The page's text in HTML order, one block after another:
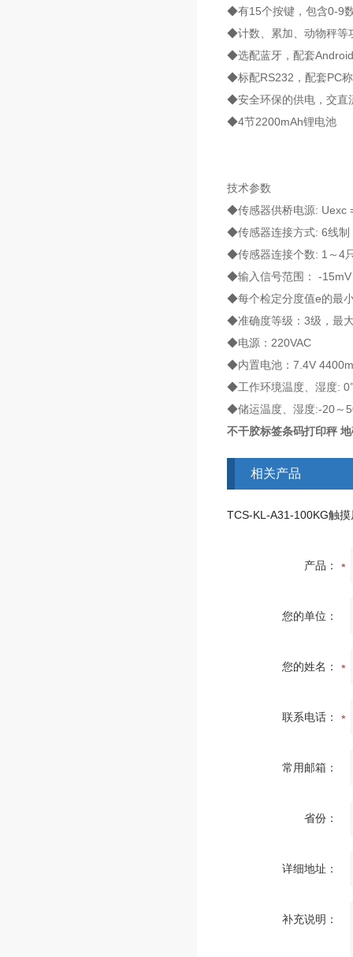
◆有15个按键，包含0-9
◆计数、累加、动物秤等
◆选配蓝牙，配套
◆标配RS232，配套PC
◆安全环保的供电，交直
◆4节2200mAh锂电池
技术参数
◆传感器供桥电源: Uexc
◆传感器连接方式: 6线制
◆传感器连接个数: 1～4
◆输入信号范围： -15mV
◆每个检定分度值e的最
◆准确度等级：3级，最
◆电源：220VAC
◆内置电池：7.4V
◆工作环境温度、湿度:
◆储运温度、湿度:-20～
不干胶标签条码打印秤
相关产品
产品：
您的单位：
您的姓名：
联系电话：
常用邮箱：
省份：
详细地址：
补充说明：